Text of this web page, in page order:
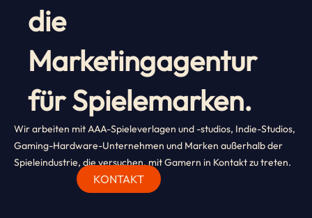
die
Marketingagentur
für Spielemarken.
Wir arbeiten mit AAA-Spieleverlagen und -studios, Indie-Studios,
Gaming-Hardware-Unternehmen und Marken außerhalb der
Spieleindustrie, die versuchen, mit Gamern in Kontakt zu treten.
KONTAKT